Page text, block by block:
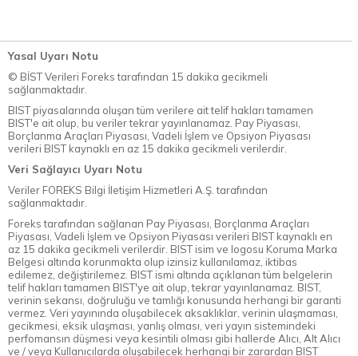
Yasal Uyarı Notu
© BİST Verileri Foreks tarafından 15 dakika gecikmeli
sağlanmaktadır.
BIST piyasalarında oluşan tüm verilere ait telif hakları tamamen
BIST'e ait olup, bu veriler tekrar yayınlanamaz. Pay Piyasası,
Borçlanma Araçları Piyasası, Vadeli İşlem ve Opsiyon Piyasası
verileri BIST kaynaklı en az 15 dakika gecikmeli verilerdir.
Veri Sağlayıcı Uyarı Notu
Veriler FOREKS Bilgi İletişim Hizmetleri A.Ş. tarafından
sağlanmaktadır.
Foreks tarafından sağlanan Pay Piyasası, Borçlanma Araçları
Piyasası, Vadeli İşlem ve Opsiyon Piyasası verileri BIST kaynaklı en
az 15 dakika gecikmeli verilerdir. BIST isim ve logosu Koruma Marka
Belgesi altında korunmakta olup izinsiz kullanılamaz, iktibas
edilemez, değiştirilemez. BIST ismi altında açıklanan tüm belgelerin
telif hakları tamamen BIST'ye ait olup, tekrar yayınlanamaz. BIST,
verinin sekansı, doğruluğu ve tamlığı konusunda herhangi bir garanti
vermez. Veri yayınında oluşabilecek aksaklıklar, verinin ulaşmaması,
gecikmesi, eksik ulaşması, yanlış olması, veri yayın sistemindeki
perfomansın düşmesi veya kesintili olması gibi hallerde Alıcı, Alt Alıcı
ve / veya Kullanıcılarda oluşabilecek herhangi bir zarardan BIST